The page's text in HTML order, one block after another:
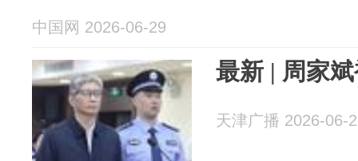
中国网 2026-06-29
最新 | 周家
天津广播 2026-06-